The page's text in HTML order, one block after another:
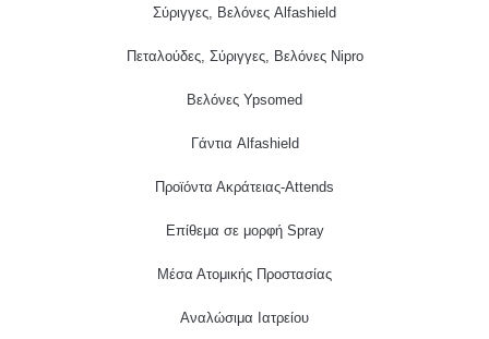
Σύριγγες, Βελόνες Alfashield
Πεταλούδες, Σύριγγες, Βελόνες Nipro
Βελόνες Ypsomed
Γάντια Alfashield
Προϊόντα Ακράτειας-Attends
Επίθεμα σε μορφή Spray
Μέσα Ατομικής Προστασίας
Αναλώσιμα Ιατρείου